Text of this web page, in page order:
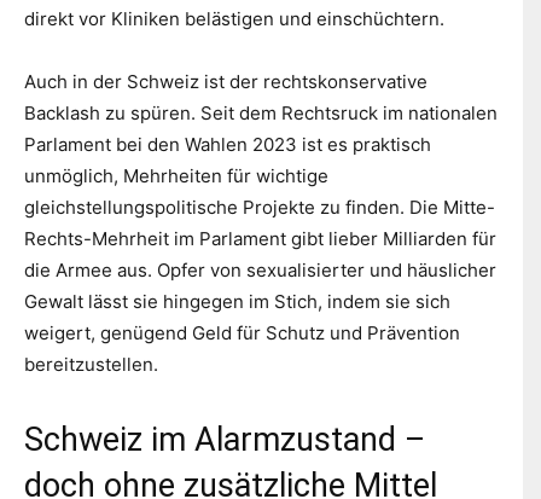
direkt vor Kliniken belästigen und einschüchtern.
Auch in der Schweiz ist der rechtskonservative
Backlash zu spüren. Seit dem Rechtsruck im nationalen
Parlament bei den Wahlen 2023 ist es praktisch
unmöglich, Mehrheiten für wichtige
gleichstellungspolitische Projekte zu finden. Die Mitte-
Rechts-Mehrheit im Parlament gibt lieber Milliarden für
die Armee aus. Opfer von sexualisierter und häuslicher
Gewalt lässt sie hingegen im Stich, indem sie sich
weigert, genügend Geld für Schutz und Prävention
bereitzustellen.
Schweiz im Alarmzustand –
doch ohne zusätzliche Mittel